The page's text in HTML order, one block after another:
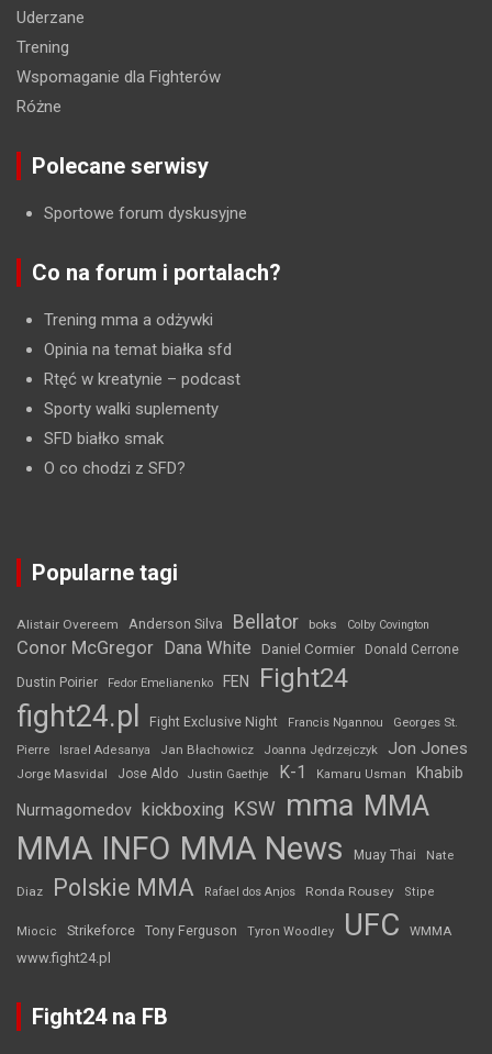
Uderzane
Trening
Wspomaganie dla Fighterów
Różne
Polecane serwisy
Sportowe forum dyskusyjne
Co na forum i portalach?
Trening mma a odżywki
Opinia na temat białka sfd
Rtęć w kreatynie – podcast
Sporty walki suplementy
SFD białko smak
O co chodzi z SFD?
Popularne tagi
Alistair Overeem Anderson Silva Bellator boks Colby Covington
Conor McGregor Dana White Daniel Cormier Donald Cerrone
Dustin Poirier Fedor Emelianenko FEN Fight24
fight24.pl Fight Exclusive Night Francis Ngannou
Georges St.
Pierre
Israel Adesanya Jan Błachowicz Joanna Jędrzejczyk Jon Jones
Jorge Masvidal Jose Aldo Justin Gaethje K-1 Kamaru Usman Khabib
Nurmagomedov kickboxing KSW mma MMA
MMA INFO MMA News Muay Thai Nate
Diaz Polskie MMA Rafael dos Anjos Ronda Rousey Stipe
Miocic Strikeforce Tony Ferguson Tyron Woodley UFC WMMA
www.fight24.pl
Fight24 na FB